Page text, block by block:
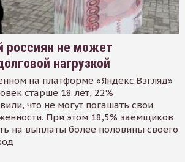
не может
нагрузкой
на платформе «Яндекс.Взгляд»
старше 18 лет, 22%
что не могут погашать свои
При этом 18,5% заемщиков
на выплаты более половины своего